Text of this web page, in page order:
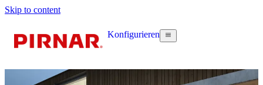
Skip to content
Konfigurieren